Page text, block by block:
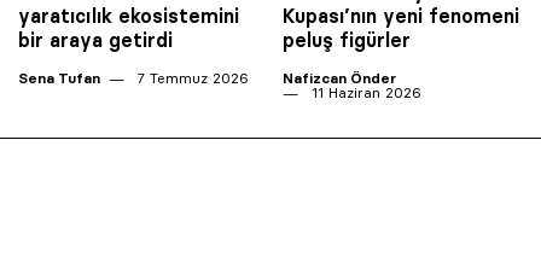
yaratıcılık ekosistemini
bir araya getirdi
Sena Tufan 7 Temmuz 2026
Kupası’nın yeni fenomeni
peluş figürler
Nafizcan Önder
11 Haziran 2026